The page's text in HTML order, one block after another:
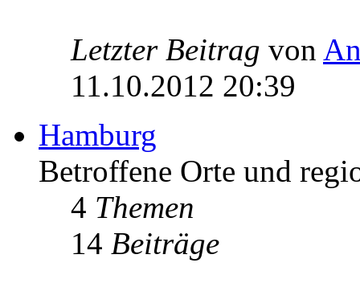
Letzter Beitrag von
11.10.2012 20:39
Hamburg
Betroffene Orte und
4 Themen
14 Beiträge